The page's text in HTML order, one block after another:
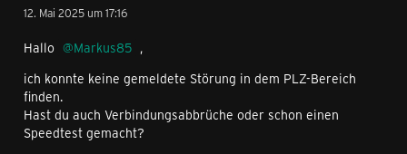
12. Mai 2025 um 17:16
Hallo Markus85 ,
ich konnte keine gemeldete Störung in dem PLZ-Bereich
finden.
Hast du auch Verbindungsabbrüche oder schon einen
Speedtest gemacht?